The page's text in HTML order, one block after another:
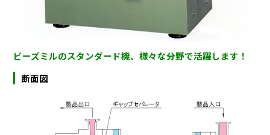
ビーズミルのスタンダード機、様々な分野で活躍します！
断面図